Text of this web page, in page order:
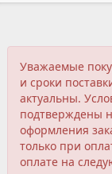
Уважаемые
и сроки
актуальны.
подтверждены
оформления
только при
оплате на